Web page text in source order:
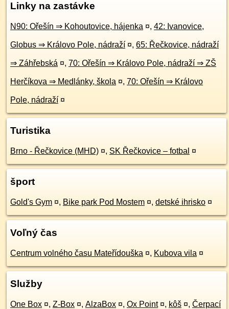
Linky na zastávke
N90: Ořešín ⇒ Kohoutovice, hájenka ¤, 42: Ivanovice,
Globus ⇒ Královo Pole, nádraží ¤, 65: Řečkovice, nádraží
⇒ Záhřebská ¤, 70: Ořešín ⇒ Královo Pole, nádraží ⇒ ZŠ
Herčíkova ⇒ Medlánky, škola ¤, 70: Ořešín ⇒ Královo
Pole, nádraží ¤
Turistika
Brno - Řečkovice (MHD) ¤, SK Řečkovice – fotbal ¤
šport
Gold's Gym ¤, Bike park Pod Mostem ¤, detské ihrisko ¤
Voľný čas
Centrum volného času Mateřídouška ¤, Kubova vila ¤
Služby
One Box ¤, Z-Box ¤, AlzaBox ¤, Ox Point ¤, kôš ¤, Čerpací